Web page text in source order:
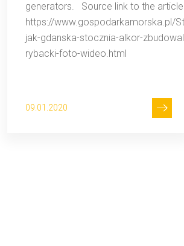
generators. Source link to the article:
https://www.gospodarkamorska.pl/
jak-gdanska-stocznia-alkor-
rybacki-foto-wideo.html
09.01.2020